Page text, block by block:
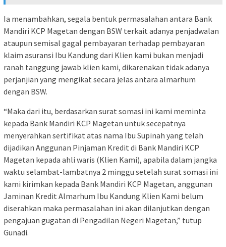
Ia menambahkan, segala bentuk permasalahan antara Bank
Mandiri KCP Magetan dengan BSW terkait adanya penjadwalan
ataupun semisal gagal pembayaran terhadap pembayaran
klaim asuransi Ibu Kandung dari Klien kami bukan menjadi
ranah tanggung jawab klien kami, dikarenakan tidak adanya
perjanjian yang mengikat secara jelas antara almarhum
dengan BSW.
“Maka dari itu, berdasarkan surat somasi ini kami meminta
kepada Bank Mandiri KCP Magetan untuk secepatnya
menyerahkan sertifikat atas nama Ibu Supinah yang telah
dijadikan Anggunan Pinjaman Kredit di Bank Mandiri KCP
Magetan kepada ahli waris (Klien Kami), apabila dalam jangka
waktu selambat-lambatnya 2 minggu setelah surat somasi ini
kami kirimkan kepada Bank Mandiri KCP Magetan, anggunan
Jaminan Kredit Almarhum Ibu Kandung Klien Kami belum
diserahkan maka permasalahan ini akan dilanjutkan dengan
pengajuan gugatan di Pengadilan Negeri Magetan,” tutup
Gunadi.